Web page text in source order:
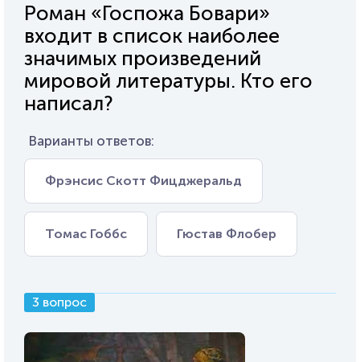
Роман «Госпожа Бовари»
входит в список наиболее
значимых произведений
мировой литературы. Кто его
написал?
Варианты ответов:
Фрэнсис Скотт Фицджеральд
Томас Гоббс Гюстав Флобер
3 вопрос